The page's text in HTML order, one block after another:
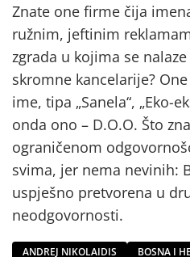
Znate one firme čija
ružnim, jeftinim
zgrada u kojima se
skromne kancelarije?
ime, tipa „Sanela“, „Eko-
onda ono – D.O.O. Što
ograničenom
svima, jer nema nevinih:
uspješno pretvorena u
neodgovornosti.
ANDREJ NIKOLAIDIS BOSNA I